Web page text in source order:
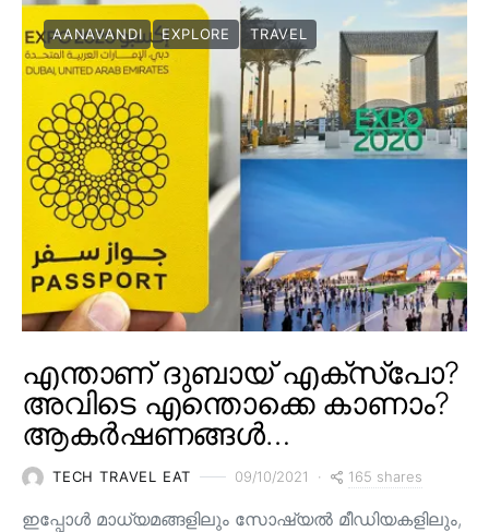
AANAVANDI EXPLORE TRAVEL
എന്താണ് ദുബായ് എക്സ്പോ?
അവിടെ എന്തൊക്കെ കാണാം?
ആകർഷണങ്ങൾ…
TECH TRAVEL EAT 09/10/2021 165 shares
ഇപ്പോൾ മാധ്യമങ്ങളിലും സോഷ്യൽ മീഡിയകളിലും,